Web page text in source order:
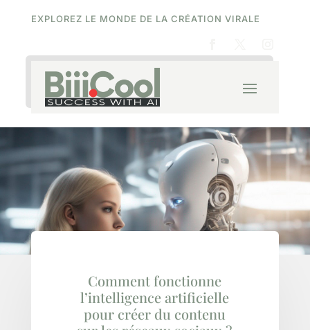
EXPLOREZ LE MONDE DE LA CRÉATION VIRALE
Comment fonctionne
l’intelligence artificielle
pour créer du contenu